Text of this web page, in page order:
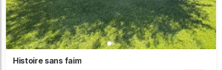
Histoire sans faim